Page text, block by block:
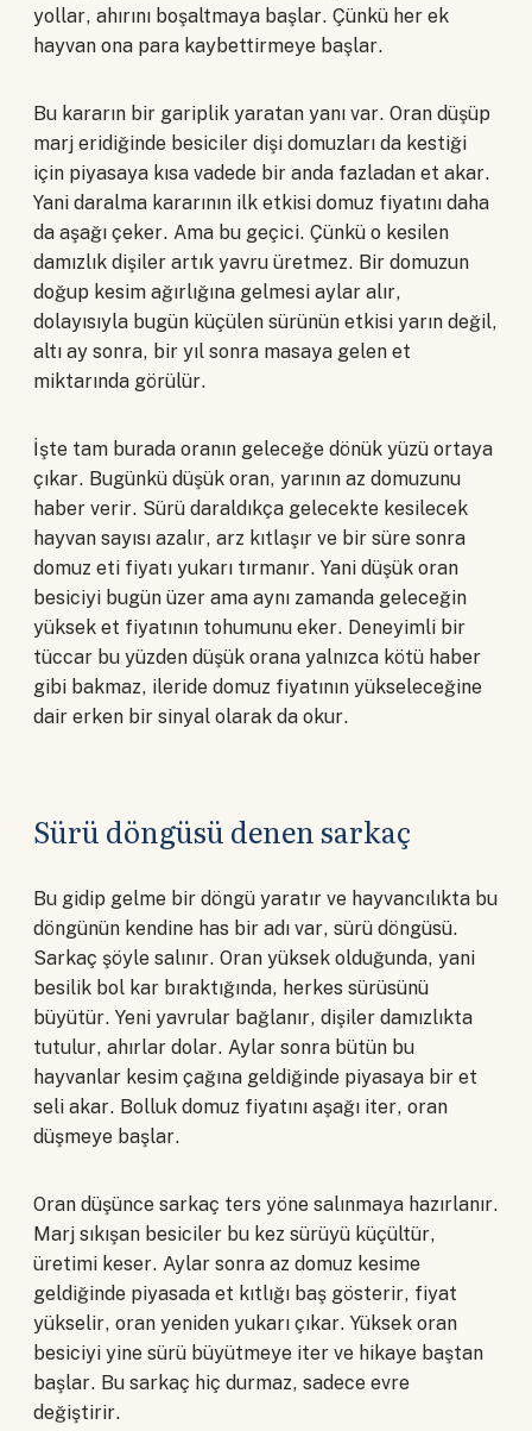
yollar, ahırını boşaltmaya başlar. Çünkü her ek
hayvan ona para kaybettirmeye başlar.
Bu kararın bir gariplik yaratan yanı var. Oran düşüp
marj eridiğinde besiciler dişi domuzları da kestiği
için piyasaya kısa vadede bir anda fazladan et akar.
Yani daralma kararının ilk etkisi domuz fiyatını daha
da aşağı çeker. Ama bu geçici. Çünkü o kesilen
damızlık dişiler artık yavru üretmez. Bir domuzun
doğup kesim ağırlığına gelmesi aylar alır,
dolayısıyla bugün küçülen sürünün etkisi yarın değil,
altı ay sonra, bir yıl sonra masaya gelen et
miktarında görülür.
İşte tam burada oranın geleceğe dönük yüzü ortaya
çıkar. Bugünkü düşük oran, yarının az domuzunu
haber verir. Sürü daraldıkça gelecekte kesilecek
hayvan sayısı azalır, arz kıtlaşır ve bir süre sonra
domuz eti fiyatı yukarı tırmanır. Yani düşük oran
besiciyi bugün üzer ama aynı zamanda geleceğin
yüksek et fiyatının tohumunu eker. Deneyimli bir
tüccar bu yüzden düşük orana yalnızca kötü haber
gibi bakmaz, ileride domuz fiyatının yükseleceğine
dair erken bir sinyal olarak da okur.
Sürü döngüsü denen sarkaç
Bu gidip gelme bir döngü yaratır ve hayvancılıkta bu
döngünün kendine has bir adı var, sürü döngüsü.
Sarkaç şöyle salınır. Oran yüksek olduğunda, yani
besilik bol kar bıraktığında, herkes sürüsünü
büyütür. Yeni yavrular bağlanır, dişiler damızlıkta
tutulur, ahırlar dolar. Aylar sonra bütün bu
hayvanlar kesim çağına geldiğinde piyasaya bir et
seli akar. Bolluk domuz fiyatını aşağı iter, oran
düşmeye başlar.
Oran düşünce sarkaç ters yöne salınmaya hazırlanır.
Marj sıkışan besiciler bu kez sürüyü küçültür,
üretimi keser. Aylar sonra az domuz kesime
geldiğinde piyasada et kıtlığı baş gösterir, fiyat
yükselir, oran yeniden yukarı çıkar. Yüksek oran
besiciyi yine sürü büyütmeye iter ve hikaye baştan
başlar. Bu sarkaç hiç durmaz, sadece evre
değiştirir.